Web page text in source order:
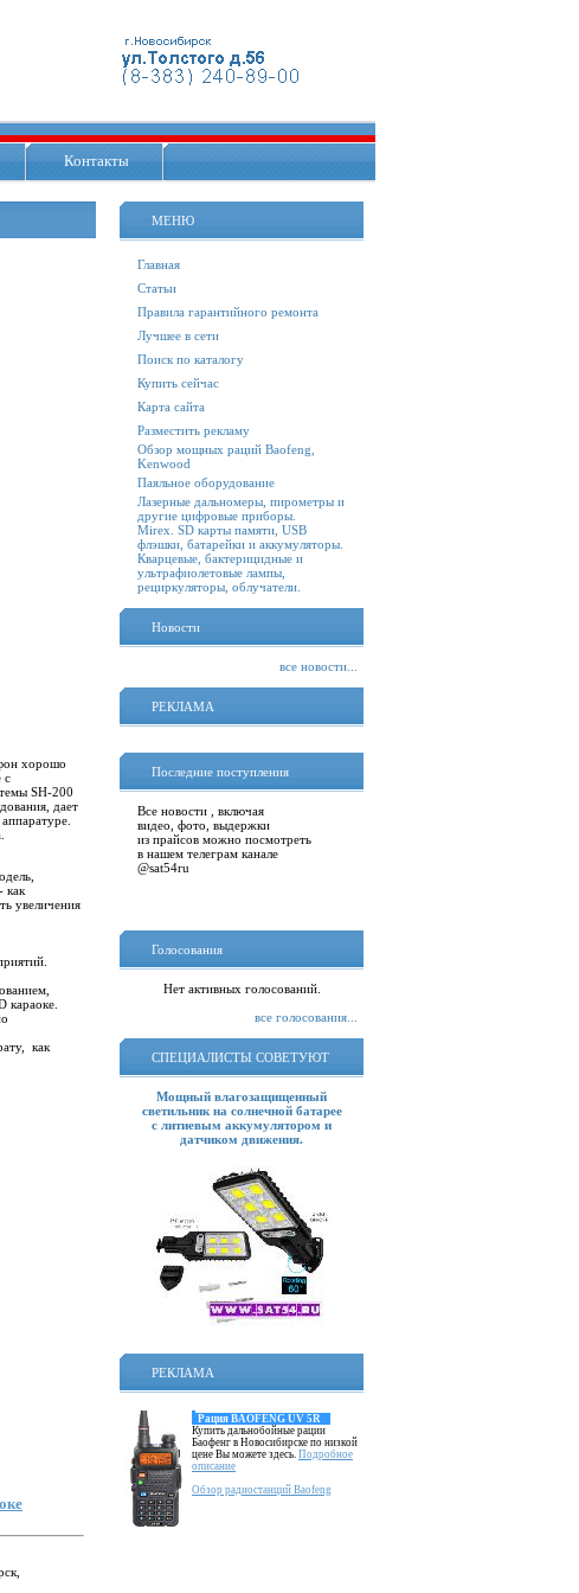
Контакты
хорошо
с
SH-200
дает
как
увеличения
караоке.
как
МЕНЮ
Главная
Статьи
Правила гарантийного ремонта
Лучшее в сети
Поиск по каталогу
Купить сейчас
Карта сайта
Разместить рекламу
Обзор мощных раций Baofeng,
Kenwood
Паяльное оборудование
Лазерные дальномеры, пирометры и
другие цифровые приборы.
Mirex. SD карты памяти, USB
флэшки, батарейки и аккумуляторы.
Кварцевые, бактерицидные и
ультрафиолетовые лампы,
рециркуляторы, облучатели.
Новости
все новости...
РЕКЛАМА
Последние поступления
Все новости , включая
видео, фото, выдержки
из прайсов можно посмотреть
в нашем телеграм канале
@sat54ru
Голосования
Нет активных голосований.
все голосования...
СПЕЦИАЛИСТЫ СОВЕТУЮТ
Мощный влагозащищенный
светильник на солнечной батарее
с литиевым аккумулятором и
датчиком движения.
РЕКЛАМА
Рация BAOFENG UV 5R
Купить дальнобойные рации
Баофенг в Новосибирске по низкой
цене Вы можете здесь. Подробное
описание
Обзор радиостанций Baofeng